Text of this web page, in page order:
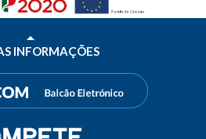
INFORMAÇÕES